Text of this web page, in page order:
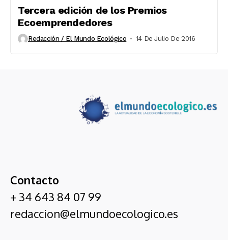
Tercera edición de los Premios
Ecoemprendedores
Redacción / El Mundo Ecológico 14 De Julio De 2016
Contacto
+ 34 643 84 07 99
redaccion@elmundoecologico.es